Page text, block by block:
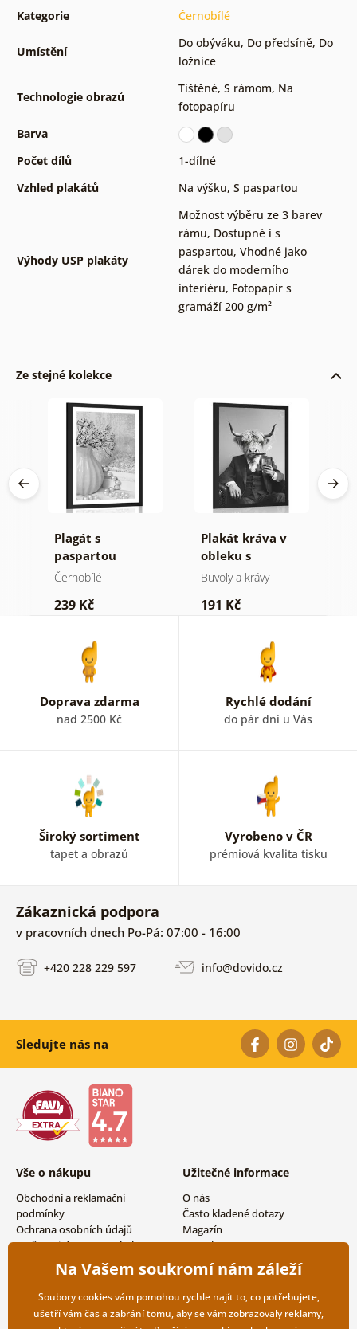
Kategorie Černobílé
Umístění
Do obýváku, Do předsíně, Do
ložnice
Technologie obrazů
Tištěné, S rámom, Na
fotopapíru
Barva
Počet dílů
1-dílné
Vzhled plakátů
Na výšku, S paspartou
Výhody USP plakáty
Možnost výběru ze 3 barev
rámu, Dostupné i s
paspartou, Vhodné jako
dárek do moderního
interiéru, Fotopapír s
gramáží 200 g/m²
Ze stejné kolekce
Plagát s
paspartou
luxusní zátiší v
provedení
Černobílé
239 Kč
Plakát kráva v
obleku s
doutníkem a
Buvoly a krávy
191 Kč
Doprava zdarma
nad 2500 Kč
Rychlé dodání
do pár dní u Vás
Široký sortiment
tapet a obrazů
Vyrobeno v ČR
prémiová kvalita tisku
Zákaznická podpora
v pracovních dnech Po-Pá: 07:00 - 16:00
+420 228 229 597 info@dovido.cz
Sledujte nás na
Vše o nákupu
Obchodní a reklamační
podmínky
Ochrana osobních údajů
Možnosti dopravy a platby
Vrácení zboží
Užitečné informace
O nás
Často kladené dotazy
Magazín
Kontakty
Velkoobchodní spolupráce
Na Vašem soukromí nám záleží
Soubory cookies vám pomohou rychle najít to, co potřebujete,
ušetří vám čas a zabrání tomu, aby se vám zobrazovaly reklamy,